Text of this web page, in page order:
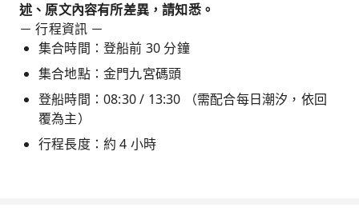
述、原文內容有所差異，請知悉。
－ 行程資訊 －
集合時間：登船前 30 分鐘
集合地點：金門九宮碼頭
登船時間：08:30 / 13:30 （需配合每日潮汐，依回
覆為主）
行程長度：約 4 小時